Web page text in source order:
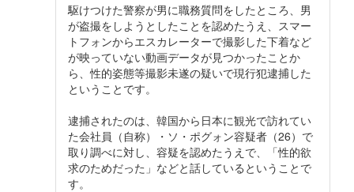
駆けつけた警察が男に職務質問をしたところ、男
が盗撮をしようとしたことを認めたうえ、スマー
トフォンからエスカレーターで撮影した下着など
が映っていない動画データが見つかったことか
ら、性的姿態等撮影未遂の疑いで現行犯逮捕した
ということです。
逮捕されたのは、韓国から日本に観光で訪れてい
た会社員（自称）・ソ・ポグォン容疑者（26）で
取り調べに対し、容疑を認めたうえで、「性的欲
求のためだった」などと話しているということで
す。